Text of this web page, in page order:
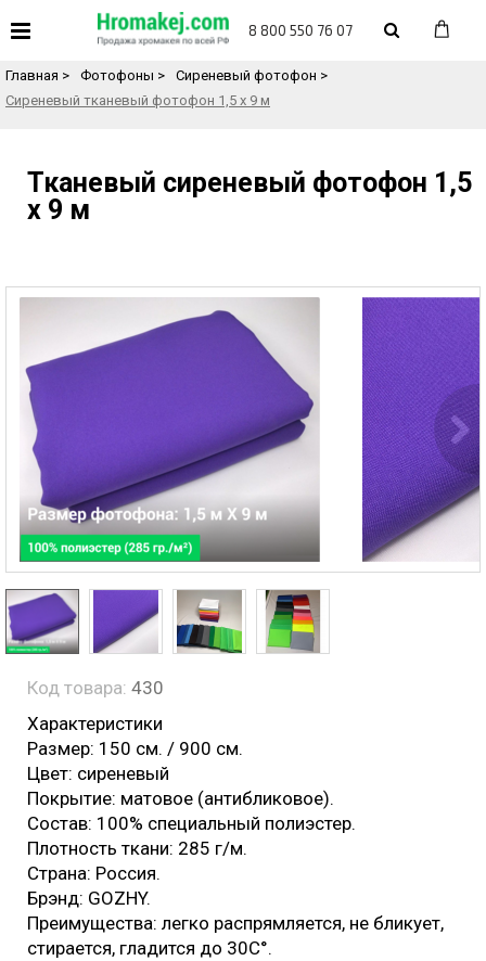
8 800 550 76 07
Назад в каталог товаров
Главная > Фотофоны > Сиреневый фотофон >
Сиреневый тканевый фотофон 1,5 х 9 м
Тканевый сиреневый фотофон 1,5
х 9 м
Код товара: 430
Характеристики
Размер: 150 см. / 900 см.
Цвет: сиреневый
Покрытие: матовое (антибликовое).
Состав: 100% специальный полиэстер.
Плотность ткани: 285 г/м.
Страна: Россия.
Брэнд: GOZHY.
Преимущества: легко распрямляется, не бликует,
стирается, гладится до 30С°.